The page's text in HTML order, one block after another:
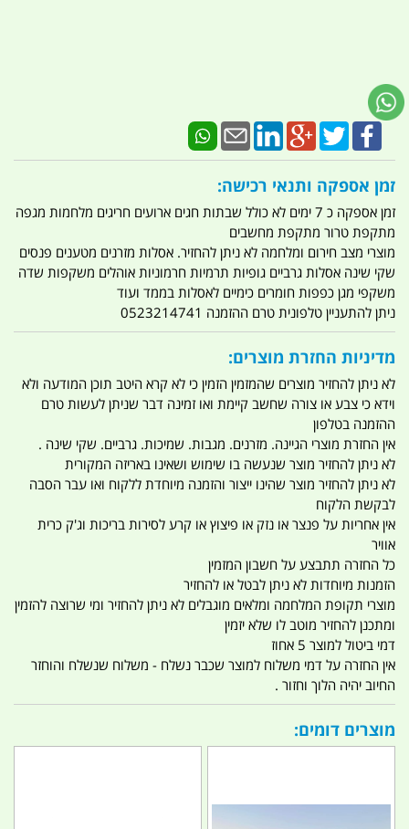
זמן אספקה ותנאי רכישה:
זמן אספקה כ 7 ימים לא כולל שבתות חגים ארועים חריגים מלחמות מגפה
מתקפת טרור מתקפת מחשבים
מוצרי מצב חירום ומלחמה לא ניתן להחזיר. אסלות מזרנים מטענים פנסים
שקי שינה אסלות גרביים גופיות תרמיות חרמוניות אוהלים משקפות שדה
משקפי מגן כפפות חומרים כימיים לאסלות בממד ועוד
ניתן להתעניין טלפונית טרם ההזמנה 0523214741
מדיניות החזרת מוצרים:
לא ניתן להחזיר מוצרים שהמזמין הזמין כי לא קרא היטב תוכן המודעה ולא
וידא כי צבע או צורה שחשב קיימת ואו זמינה דבר שניתן לעשות טרם
ההזמנה בטלפון
אין החזרת מוצרי הגיינה. מזרנים. מגבות. שמיכות. גרביים. שקי שינה .
לא ניתן להחזיר מוצר שנעשה בו שימוש ושאינו באריזה המקורית
לא ניתן להחזיר מוצר שהינו ייצור והזמנה מיוחדת ללקוח ואו עבר הסבה
לבקשת הלקוח
אין אחריות על פנצר או נזק או פיצוץ או קרע לסירות בריכות וג'ק כרית
אוויר
כל החזרה תתבצע על חשבון המזמין
הזמנות מיוחדות לא ניתן לבטל או להחזיר
מוצרי תקופת המלחמה ומלאים מוגבלים לא ניתן להחזיר ומי שרוצה להזמין
ומתכנן להחזיר מוטב לו שלא יזמין
דמי ביטול למוצר 5 אחוז
אין החזרה על דמי משלוח למוצר שכבר נשלח - משלוח שנשלח והוחזר
החיוב יהיה הלוך וחזור .
מוצרים דומים: